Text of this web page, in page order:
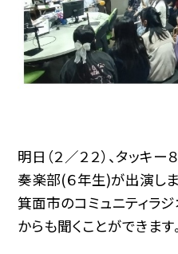
明日（２／２２）、タッキ
奏楽部(６年生)が出演しま
箕面市のコミュニティラ
からも聞くことができます。